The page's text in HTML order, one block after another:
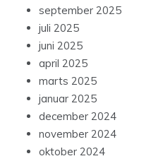
september 2025
juli 2025
juni 2025
april 2025
marts 2025
januar 2025
december 2024
november 2024
oktober 2024